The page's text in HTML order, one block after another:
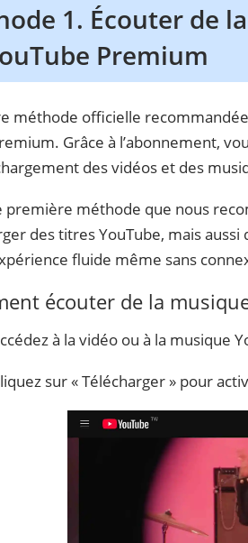
1. Écouter de
Premium
méthode officielle
Grâce à l’abonnement,
des vidéos et des
première méthode que nous
des titres YouTube, mais
fluide même sans
écouter de la
à la vidéo ou à la musique
sur « Télécharger » pour